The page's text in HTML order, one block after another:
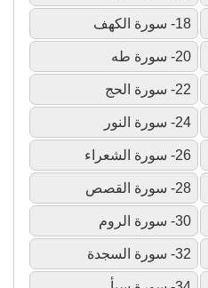
18- سورة الكهف
20- سورة طه
22- سورة الحج
24- سورة النور
26- سورة الشعراء
28- سورة القصص
30- سورة الروم
32- سورة السجدة